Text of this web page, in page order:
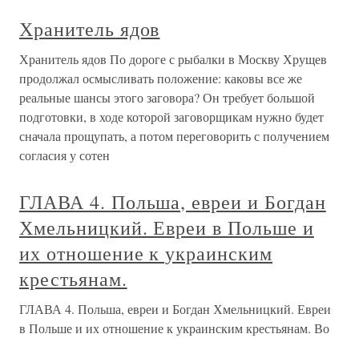
Хранитель ядов
Хранитель ядов По дороге с рыбалки в Москву Хрущев
продолжал осмысливать положение: каковы все же
реальные шансы этого заговора? Он требует большой
подготовки, в ходе которой заговорщикам нужно будет
сначала прощупать, а потом переговорить с получением
согласия у сотен
ГЛАВА 4. Польша, евреи и Богдан
Хмельницкий. Евреи в Польше и
их отношение к украинским
крестьянам.
ГЛАВА 4. Польша, евреи и Богдан Хмельницкий. Евреи
в Польше и их отношение к украинским крестьянам. Во